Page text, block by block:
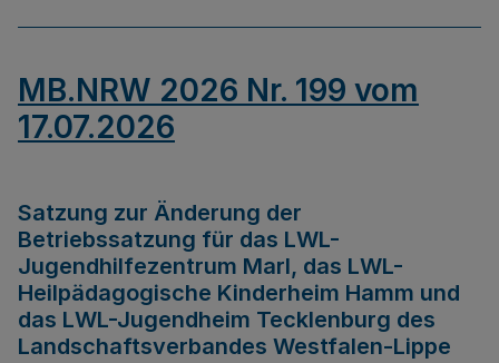
MB.NRW 2026 Nr. 199 vom
17.07.2026
Satzung zur Änderung der
Betriebssatzung für das LWL-
Jugendhilfezentrum Marl, das LWL-
Heilpädagogische Kinderheim Hamm und
das LWL-Jugendheim Tecklenburg des
Landschaftsverbandes Westfalen-Lippe